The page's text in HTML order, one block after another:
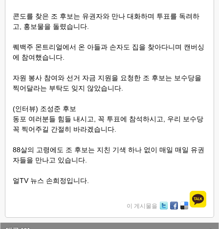
콘도를 찾은 조 후보는 유권자와 만나 대화하며 투표를 독려하
고, 홍보물을 돌렸습니다.
퀘백주 몬트리얼에서 온 아들과 손자도 집을 찾아다니며 캔버싱
에 참여했습니다.
자원 봉사 참여와 선거 자금 지원을 요청한 조 후보는 보수당을
찍어달라는 부탁도 잊지 않았습니다.
(인터뷰) 조성준 후보
동포 여러분들 힘들 내시고, 꼭 투표에 참석하시고, 우리 보수당
꼭 찍어주길 간절히 바라겠습니다.
88살의 고령에도 조 후보는 지친 기색 하나 없이 매일 매일 유권
자들을 만나고 있습니다.
얼TV 뉴스 손희정입니다.
이 게시물을
itte ce lici